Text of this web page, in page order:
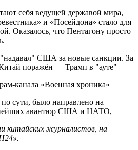
себя ведущей державой мира,
и «Посейдона» стало для
Оказалось, что Пентагону просто
канала «Военная хроника»
сути, было направлено на
авантюр США и НАТО,
китайских журналистов, на